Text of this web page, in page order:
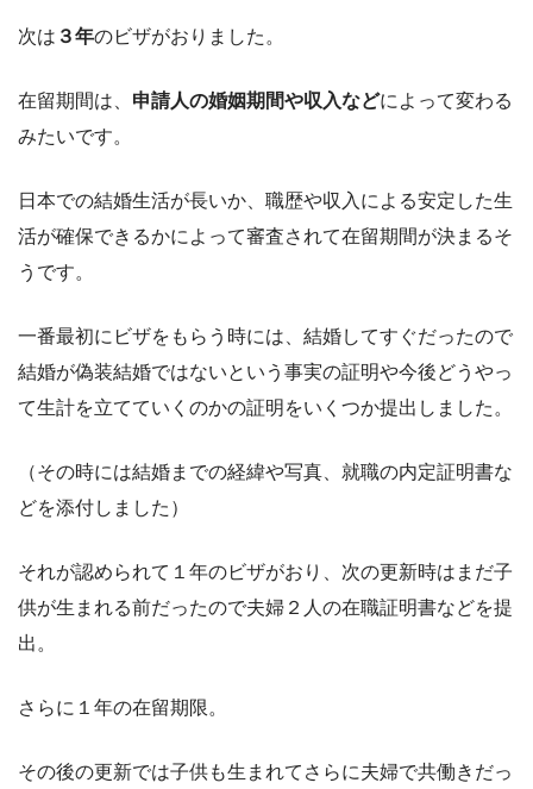
次は ３年のビザがおりました。
在留期間は、 申請人の婚姻期間や収入などによって変わる
みたいです。
日本での結婚生活が長いか、職歴や収入による安定した生
活が確保できるかによって審査されて在留期間が決まるそ
うです。
一番最初にビザをもらう時には、結婚してすぐだったので
結婚が偽装結婚ではないという事実の証明や今後どうやっ
て生計を立てていくのかの証明をいくつか提出しました。
（その時には結婚までの経緯や写真、就職の内定証明書な
どを添付しました）
それが認められて１年のビザがおり、次の更新時はまだ子
供が生まれる前だったので夫婦２人の在職証明書などを提
出。
さらに１年の在留期限。
その後の更新では子供も生まれてさらに夫婦で共働きだっ